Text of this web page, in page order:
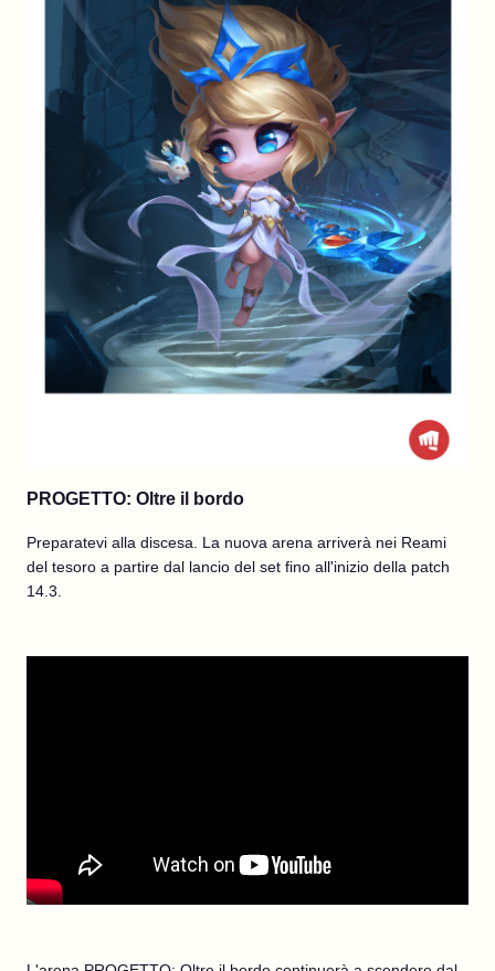
PROGETTO: Oltre il bordo
Preparatevi alla discesa. La nuova arena arriverà nei Reami
del tesoro a partire dal lancio del set fino all'inizio della patch
14.3.